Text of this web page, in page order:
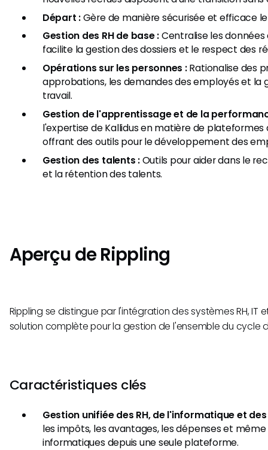
Départ :Gère de manière sécurisée et efficace
Gestion des RH de base :Centralise les
facilite la gestion des dossiers et le respect des
Opérations sur les personnes :Rationalise des
approbations, les demandes des employés et la
travail.
Gestion de l'apprentissage et de la
l'expertise de Kallidus en matière de
offrant des outils pour le développement des
Gestion des talents :Outils pour aider dans le
et la rétention des talents.
Aperçu de Rippling
Rippling se distingue par l'intégration des systèmes RH, IT
solution complète pour la gestion de l'ensemble du cycle
Caractéristiques clés
Gestion unifiée des RH, de l'informatique et
les impôts, les avantages, les dépenses et
informatiques depuis une seule plateforme.